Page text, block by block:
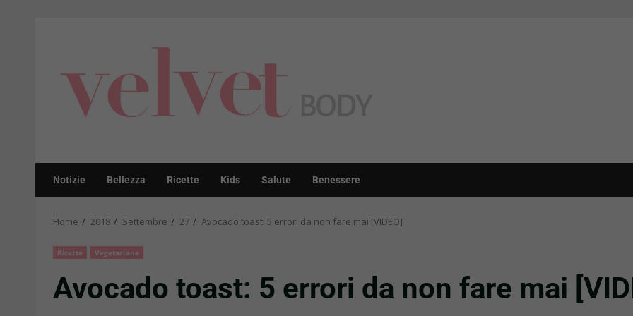
Notizie Bellezza Ricette Kids Salute Benessere
Home 2018 Settembre 27 Avocado toast: 5 errori da non fare mai [VIDEO]
Ricette Vegetariane
Avocado toast: 5 errori da non fare mai